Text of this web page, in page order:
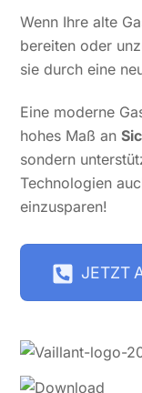
Wenn Ihre alte
bereiten oder
sie durch eine
Eine moderne
hohes Maß an
sondern
Technologien
einzusparen!
JETZT